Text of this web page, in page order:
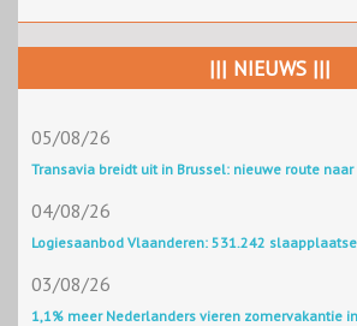
||| NIEUWS |||
05/08/26
Transavia breidt uit in Brussel: nieuwe route naar
04/08/26
Logiesaanbod Vlaanderen: 531.242
03/08/26
1,1% meer Nederlanders vieren zomervakantie